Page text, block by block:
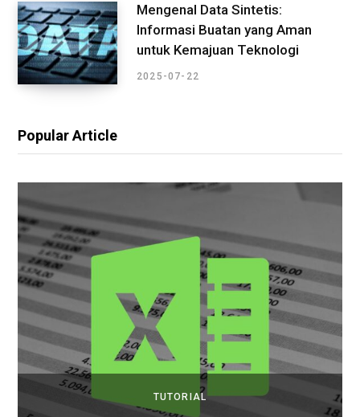
Mengenal Data Sintetis:
Informasi Buatan yang Aman
untuk Kemajuan Teknologi
2025-07-22
Popular Article
TUTORIAL